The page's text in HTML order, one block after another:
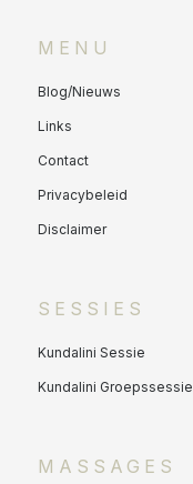
MENU
Blog/Nieuws
Links
Contact
Privacybeleid
Disclaimer
SESSIES
Kundalini Sessie
Kundalini Groepssessie
MASSAGES